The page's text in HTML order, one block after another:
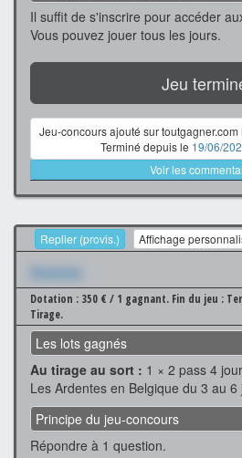
Il suffit de s'inscrire pour accéder
Vous pouvez jouer tous les jours.
Jeu
Jeu-concours ajouté sur toutgagner.com
Terminé depuis le 19/06/
Voir les
Replier (provis.) Affichage
Xxxxxxx
Dotation : 350 € / 1 gagnant. Fin du jeu :
Tirage.
Les lots gagnés
Au tirage au sort : 1 × 2 pass 4
Les Ardentes en Belgique du 3 au
Principe du jeu-concours
Répondre à 1 question.